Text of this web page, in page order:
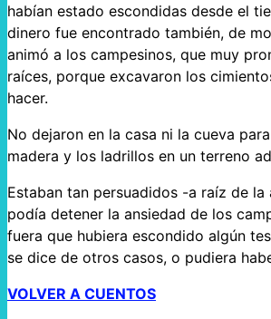
habían estado escondidas desde el
dinero fue encontrado también, de
animó a los campesinos, que muy
raíces, porque excavaron los
hacer.
No dejaron en la casa ni la cueva
madera y los ladrillos en un terreno
Estaban tan persuadidos -a raíz de
podía detener la ansiedad de los
fuera que hubiera escondido algún
se dice de otros casos, o pudiera
VOLVER A CUENTOS